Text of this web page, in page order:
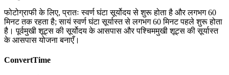
फोटोग्राफी के लिए, प्रातः स्वर्ण घंटा सूर्योदय से शुरू होता है और लगभग 60
मिनट तक रहता है; सायं स्वर्ण घंटा सूर्यास्त से लगभग 60 मिनट पहले शुरू होता
है। पूर्वमुखी शूट्स की सूर्योदय के आसपास और पश्चिममुखी शूट्स की सूर्यास्त
के आसपास योजना बनाएँ।
ConvertTime